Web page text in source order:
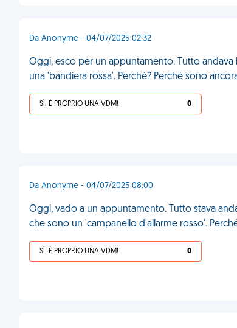
Da Anonyme - 04/07/2025 02:32
Oggi, esco per un appuntamento. Tutto
una 'bandiera rossa'. Perché? Perché sono
SÌ, È PROPRIO UNA VDM! 0
Da Anonyme - 04/07/2025 08:00
Oggi, vado a un appuntamento. Tutto stava
che sono un 'campanello d'allarme rosso'.
SÌ, È PROPRIO UNA VDM! 0